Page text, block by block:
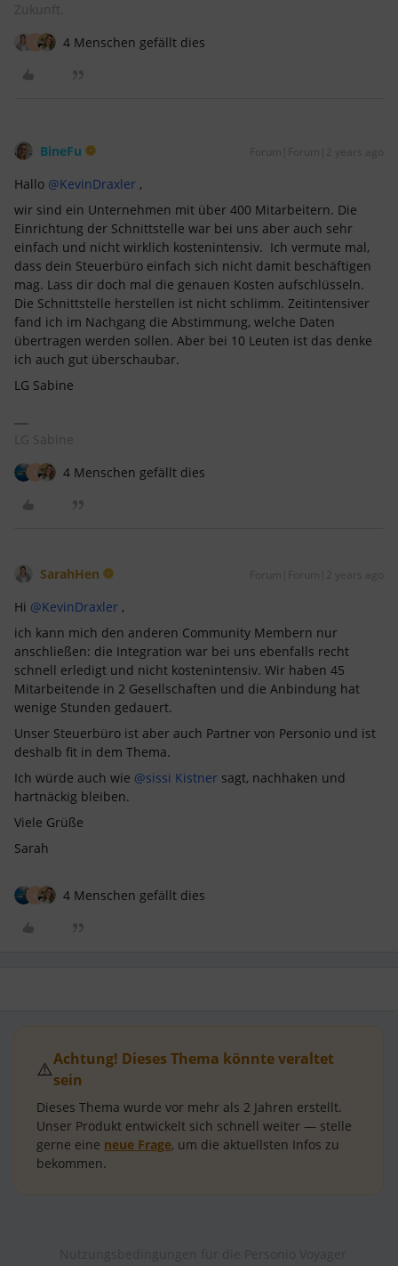
Zukunft.
4 Menschen gefällt dies
BineFu Forum|Forum|2 years ago
Hallo @KevinDraxler ,
wir sind ein Unternehmen mit über 400 Mitarbeitern. Die
Einrichtung der Schnittstelle war bei uns aber auch sehr
einfach und nicht wirklich kostenintensiv. Ich vermute mal,
dass dein Steuerbüro einfach sich nicht damit beschäftigen
mag. Lass dir doch mal die genauen Kosten aufschlüsseln.
Die Schnittstelle herstellen ist nicht schlimm. Zeitintensiver
fand ich im Nachgang die Abstimmung, welche Daten
übertragen werden sollen. Aber bei 10 Leuten ist das denke
ich auch gut überschaubar.
LG Sabine
LG Sabine
4 Menschen gefällt dies
SarahHen Forum|Forum|2 years ago
Hi @KevinDraxler ,
ich kann mich den anderen Community Membern nur
anschließen: die Integration war bei uns ebenfalls recht
schnell erledigt und nicht kostenintensiv. Wir haben 45
Mitarbeitende in 2 Gesellschaften und die Anbindung hat
wenige Stunden gedauert.
Unser Steuerbüro ist aber auch Partner von Personio und ist
deshalb fit in dem Thema.
Ich würde auch wie @sissi Kistner sagt, nachhaken und
hartnäckig bleiben.
Viele Grüße
Sarah
4 Menschen gefällt dies
⚠️Achtung! Dieses Thema könnte veraltet
sein
Dieses Thema wurde vor mehr als 2 Jahren erstellt.
Unser Produkt entwickelt sich schnell weiter — stelle
gerne eine neue Frage, um die aktuellsten Infos zu
bekommen.